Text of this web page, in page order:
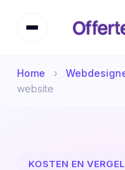
Home ›
website
KOSTEN EN